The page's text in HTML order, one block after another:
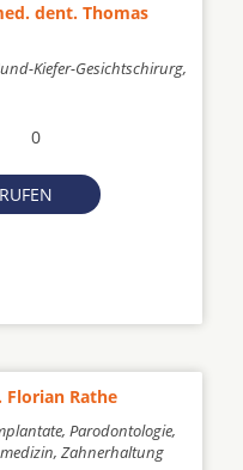
dent. Thomas
Kiefer-Gesichtschirurg,
0
Florian Rathe
Parodontologie,
Zahnerhaltung